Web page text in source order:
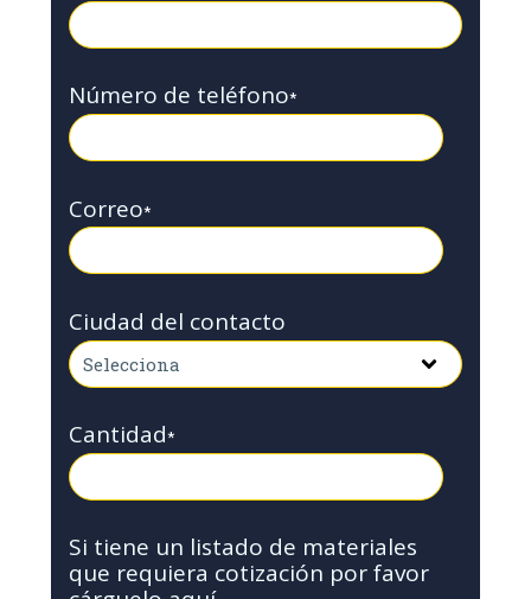
Número de teléfono*
Correo*
Ciudad del contacto
Cantidad*
Si tiene un listado de materiales
que requiera cotización por favor